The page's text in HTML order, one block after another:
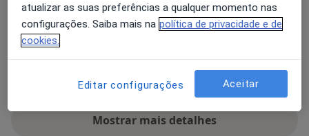
+33a11y_sr_more_diseases
Pacientes que trato
Mostrar mais detalhes
sobre a experiência
atualizar as suas preferências a qualquer momento nas
configurações. Saiba mais na política de privacidade e de
cookies.
Editar configurações Aceitar